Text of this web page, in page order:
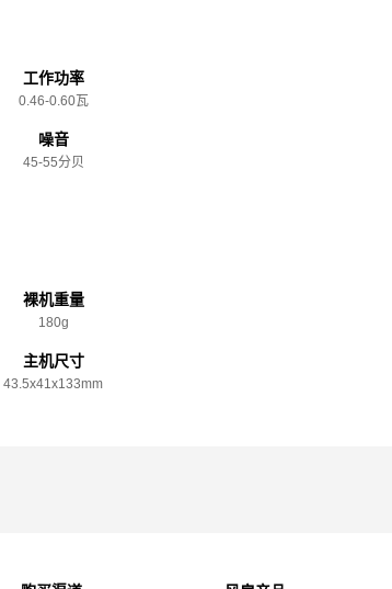
工作功率
0.46-0.60瓦
噪音
45-55分贝
裸机重量
180g
主机尺寸
43.5x️41x️133mm